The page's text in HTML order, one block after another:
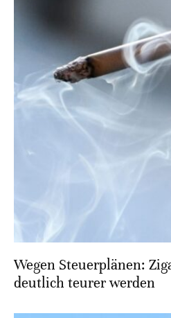
Wegen Steuerplänen:
deutlich teurer werden